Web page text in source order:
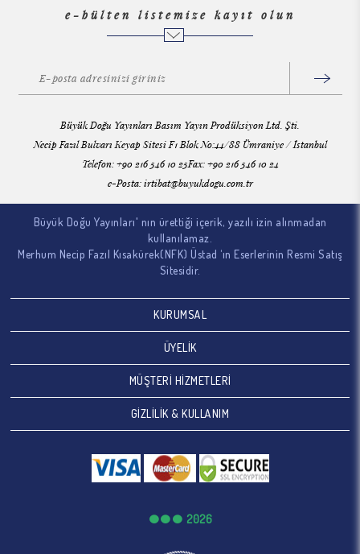
e-bülten listemize kayıt olun
Büyük Doğu Yayınları Basım Yayın Prodüksiyon Ltd. Şti.
Necip Fazıl Bulvarı Keyap Sitesi F1 Blok No:44/88 Ümraniye / İstanbul
Telefon: +90 216 546 10 25Fax: +90 216 546 10 24
e-Posta:irtibat@buyukdogu.com.tr
Büyük Doğu Yayınları' nın ürettiği içerik, yazılı izin alınmadan
kullanılamaz.
Merhum Necip Fazıl Kısakürek(NFK) Üstad ‘ın Eserlerinin Resmi Satış
Sitesidir.
KURUMSAL
ÜYELİK
MÜŞTERİ HİZMETLERİ
GİZLİLİK & KULLANIM
2026